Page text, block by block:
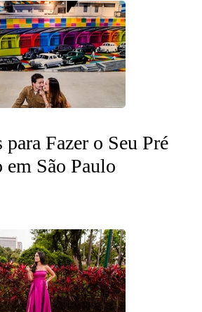
para Fazer o Seu Pré
em São Paulo